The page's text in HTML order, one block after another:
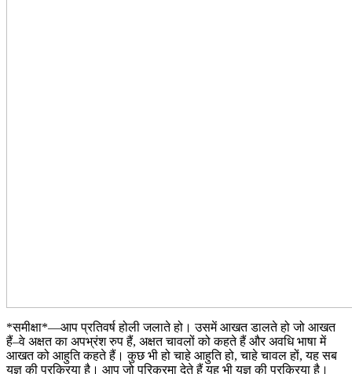
*समीक्षा*―आप प्रतिवर्ष होली जलाते हो। उसमें आखत डालते हो जो आखत
हैं–वे अक्षत का अपभ्रंश रुप हैं, अक्षत चावलों को कहते हैं और अवधि भाषा में
आखत को आहुति कहते हैं। कुछ भी हो चाहे आहुति हो, चाहे चावल हों, यह सब
यज्ञ की प्रक्रिया है। आप जो परिक्रमा देते हैं यह भी यज्ञ की प्रक्रिया है।